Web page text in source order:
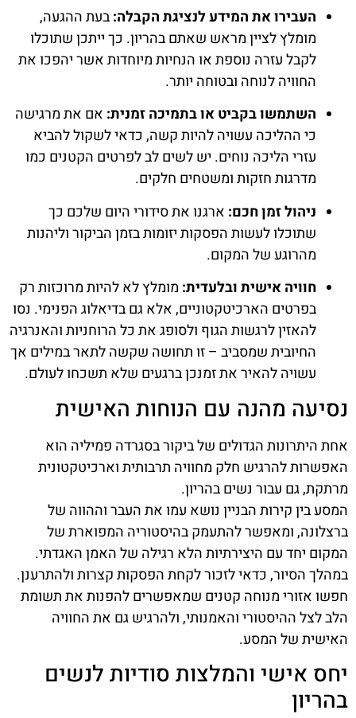
העבירו את המידע לנציגת הקבלה:בעת ההגעה,
מומלץ לציין מראש שאתם בהריון. כך ייתכן שתוכלו
לקבל עזרה נוספת או הנחיות מיוחדות אשר יהפכו את
החוויה לנוחה ובטוחה יותר.
השתמשו בקביט או בתמיכה זמנית: אם את מרגישה
כי ההליכה עשויה להיות קשה, כדאי לשקול להביא
עזרי הליכה נוחים. יש לשים לב לפרטים הקטנים כמו
מדרגות חזקות ומשטחים חלקים.
ניהול זמן חכם: ארגנו את סידורי היום שלכם כך
שתוכלו לעשות הפסקות יזומות בזמן הביקור וליהנות
מהרוגע של המקום.
חוויה אישית ובלעדית: מומלץ לא להיות מרוכזות רק
בפרטים הארכיטקטוניים, אלא גם בדיאלוג הפנימי. נסו
להאזין לרגשות הגוף ולסופג את כל הרוחניות והאנרגיה
החיובית שמסביב – זו תחושה שקשה לתאר במילים אך
עשויה להאיר את זמנכן ברגעים שלא תשכחו לעולם.
נסיעה מהנה עם הנוחות האישית
אחת היתרונות הגדולים של ביקור בסגרדה פמיליה הוא
האפשרות להרגיש חלק מחוויה תרבותית וארכיטקטונית
מרתקת, גם עבור נשים בהריון.
המסע בין קירות הבניין נושא עמו את העבר וההווה של
ברצלונה, ומאפשר להתעמק בהיסטוריה המפוארת של
המקום יחד עם היצירתיות הלא רגילה של האמן האגדתי.
במהלך הסיור, כדאי לזכור לקחת הפסקות קצרות ולהתרענן.
חפשו אזורי מנוחה קטנים שמאפשרים להפנות את תשומת
הלב לצל ההיסטורי והאמנותי, ולהרגיש גם את החוויה
האישית של המסע.
יחס אישי והמלצות סודיות לנשים
בהריון